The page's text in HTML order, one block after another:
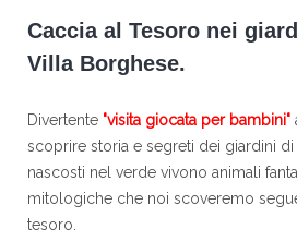
Caccia al Tesoro nei
Villa Borghese.
Divertente "visita giocata per bambini"
scoprire storia e segreti dei giardini
nascosti nel verde vivono animali
mitologiche che noi scoveremo
tesoro.